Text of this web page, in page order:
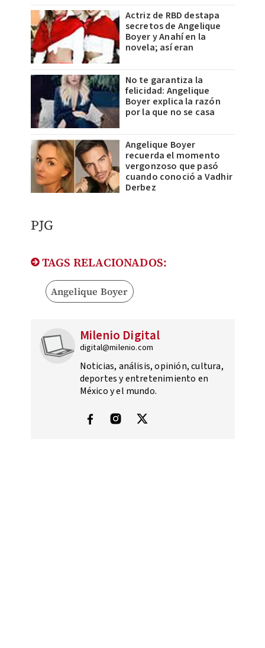
Actriz de RBD destapa
secretos de Angelique
Boyer y Anahí en la
novela; así eran
No te garantiza la
felicidad: Angelique
Boyer explica la razón
por la que no se casa
Angelique Boyer
recuerda el momento
vergonzoso que pasó
cuando conoció a Vadhir
Derbez
PJG
TAGS RELACIONADOS:
Angelique Boyer
Milenio Digital
digital@milenio.com
Noticias, análisis, opinión, cultura,
deportes y entretenimiento en
México y el mundo.